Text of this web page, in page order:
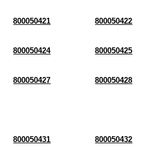
800050421 800050422
800050424 800050425
800050427 800050428
800050431 800050432